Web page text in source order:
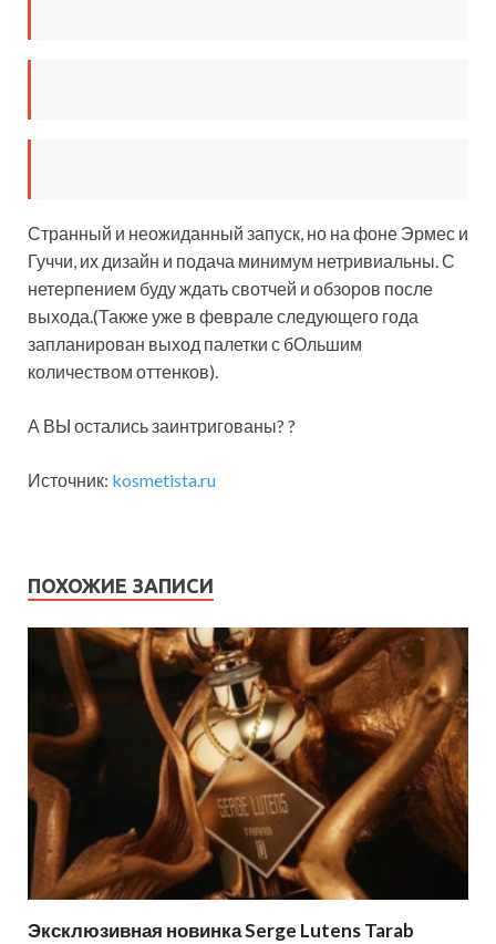
Странный и неожиданный запуск, но на фоне Эрмес и
Гуччи, их дизайн и подача минимум нетривиальны. С
нетерпением буду ждать свотчей и обзоров после
выхода.(Также уже в феврале следующего года
запланирован выход палетки с бОльшим
количеством оттенков).
А ВЫ остались заинтригованы? ?
Источник: kosmetista.ru
ПОХОЖИЕ ЗАПИСИ
Эксклюзивная новинка Serge Lutens Tarab